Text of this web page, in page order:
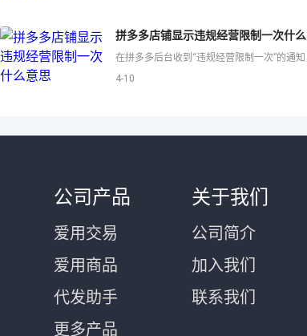
拼多多店铺显示违规经营限制一次什
4-10
公司产品
爱用交易
爱用商品
代发助手
更多产品
关于我们
公司简介
加入我们
联系我们